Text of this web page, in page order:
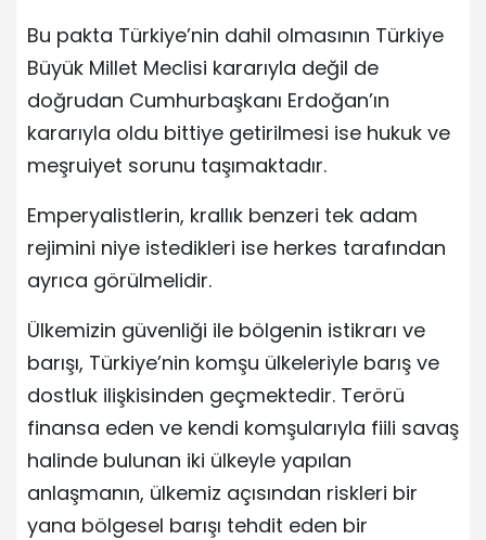
Bu pakta Türkiye’nin dahil olmasının Türkiye
Büyük Millet Meclisi kararıyla değil de
doğrudan Cumhurbaşkanı Erdoğan’ın
kararıyla oldu bittiye getirilmesi ise hukuk ve
meşruiyet sorunu taşımaktadır.
Emperyalistlerin, krallık benzeri tek adam
rejimini niye istedikleri ise herkes tarafından
ayrıca görülmelidir.
Ülkemizin güvenliği ile bölgenin istikrarı ve
barışı, Türkiye’nin komşu ülkeleriyle barış ve
dostluk ilişkisinden geçmektedir. Terörü
finansa eden ve kendi komşularıyla fiili savaş
halinde bulunan iki ülkeyle yapılan
anlaşmanın, ülkemiz açısından riskleri bir
yana bölgesel barışı tehdit eden bir